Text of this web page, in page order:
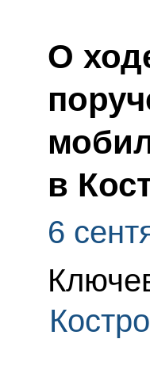
О
в
6